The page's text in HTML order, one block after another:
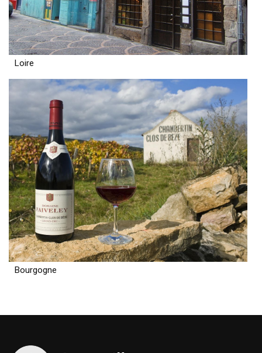
Loire
Bourgogne